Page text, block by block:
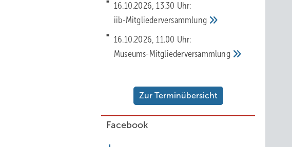
16.10.2026, 13.30 Uhr:
iib-Mitgliederversammlung
16.10.2026, 11.00 Uhr:
Museums-Mitgliederversammlung
Zur Terminübersicht
Facebook